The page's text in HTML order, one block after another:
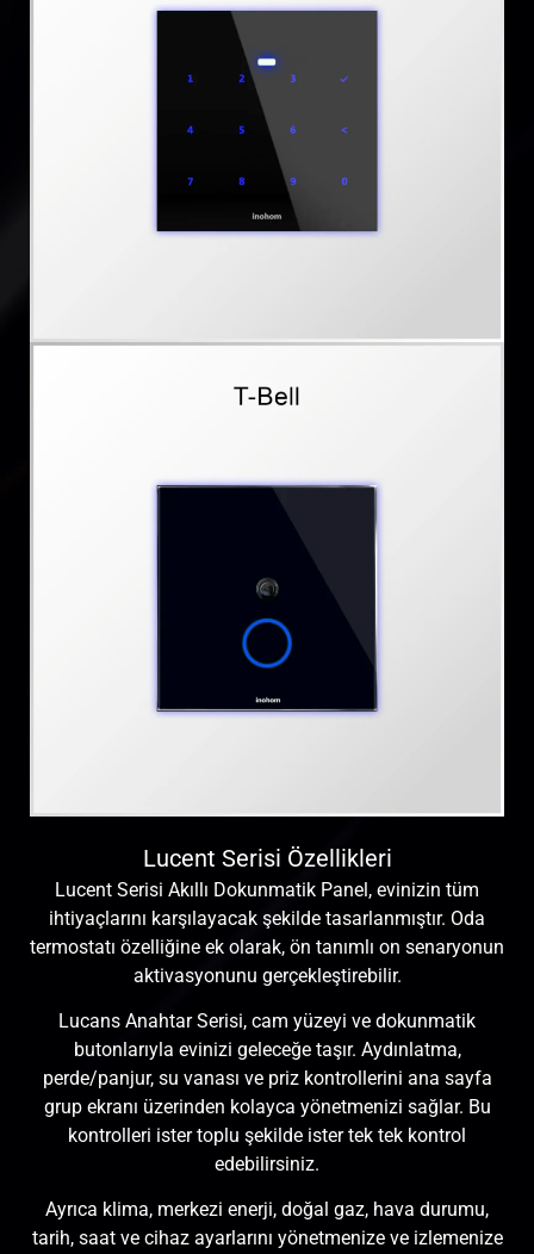
Lucent Serisi Özellikleri
Lucent Serisi Akıllı Dokunmatik Panel, evinizin tüm
ihtiyaçlarını karşılayacak şekilde tasarlanmıştır. Oda
termostatı özelliğine ek olarak, ön tanımlı on senaryonun
aktivasyonunu gerçekleştirebilir.
Lucans Anahtar Serisi, cam yüzeyi ve dokunmatik
butonlarıyla evinizi geleceğe taşır. Aydınlatma,
perde/panjur, su vanası ve priz kontrollerini ana sayfa
grup ekranı üzerinden kolayca yönetmenizi sağlar. Bu
kontrolleri ister toplu şekilde ister tek tek kontrol
edebilirsiniz.
Ayrıca klima, merkezi enerji, doğal gaz, hava durumu,
tarih, saat ve cihaz ayarlarını yönetmenize ve izlemenize